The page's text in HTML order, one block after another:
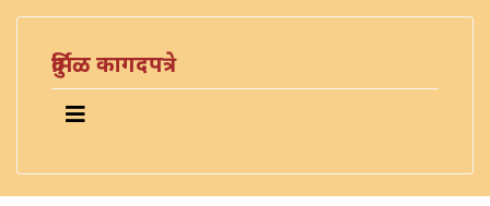
दुर्मिळ कागदपत्रे